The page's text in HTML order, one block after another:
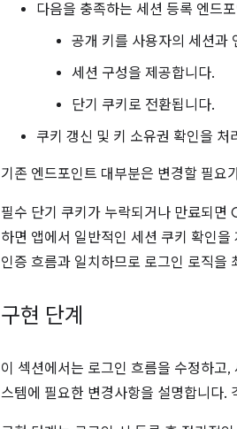
다음을 충족하는 세션 등록 엔드
공개 키를 사용자의 세션과
세션 구성을 제공합니다.
단기 쿠키로 전환됩니다.
쿠키 갱신 및 키 소유권 확인을
기존 엔드포인트 대부분은 변경할 필요
필수 단기 쿠키가 누락되거나 만료되면
하면 앱에서 일반적인 세션 쿠키 확인
인증 흐름과 일치하므로 로그인 로직을
구현 단계
이 섹션에서는 로그인 흐름을 수정하고
스템에 필요한 변경사항을 설명합니다.